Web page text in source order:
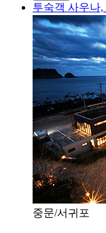
투숙객 사우나
중문/서귀포